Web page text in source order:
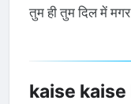
तुम ही तुम दिल में
kaise